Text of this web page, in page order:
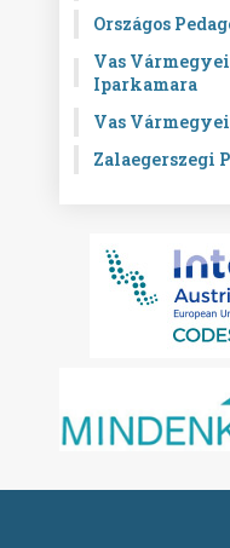
Országos
Vas
Iparkamara
Vas
Zalaegerszegi